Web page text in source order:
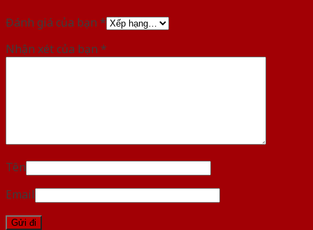
Đánh giá của bạn *
Nhận xét của bạn *
Tên
Email